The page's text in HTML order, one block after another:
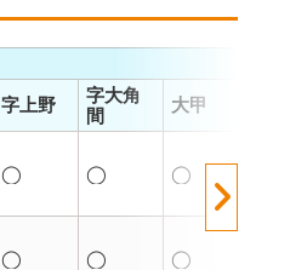
字上野
字大角
間
大甲
◯ ◯ ◯
◯ ◯ ◯